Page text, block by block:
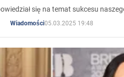
się na temat sukcesu
Wiadomości05.03.2025 19:48